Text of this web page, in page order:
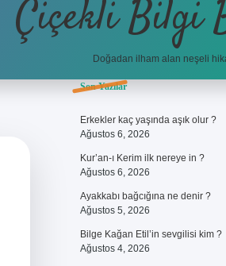
Çiçekli Bilgi
Doğadan ilham alan neşeli
Sidebar
Son Yazılar
Erkekler kaç yaşında aşık olur ?
Ağustos 6, 2026
Kur’an-ı Kerim ilk nereye in ?
Ağustos 6, 2026
Ayakkabı bağcığına ne denir ?
Ağustos 5, 2026
Bilge Kağan Etil’in sevgilisi kim ?
Ağustos 4, 2026